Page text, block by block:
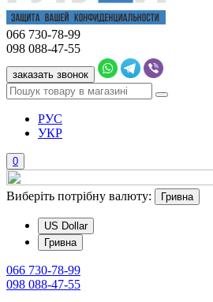
066 730-78-99
098 088-47-55
заказать звонок
РУС
УКР
0
Виберіть потрібну валюту: Гривна
US Dollar
Гривна
066 730-78-99
098 088-47-55